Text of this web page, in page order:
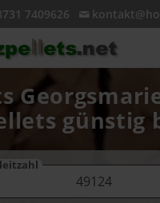
7409626
günstig